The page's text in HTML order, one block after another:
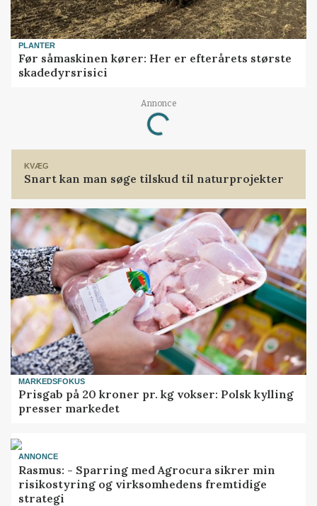
PLANTER
Før såmaskinen kører: Her er efterårets største
skadedyrsrisici
Annonce
Loading...
KVÆG
Snart kan man søge tilskud til naturprojekter
MARKEDSFOKUS
Prisgab på 20 kroner pr. kg vokser: Polsk kylling
presser markedet
ANNONCE
Rasmus: - Sparring med Agrocura sikrer min
risikostyring og virksomhedens fremtidige
strategi